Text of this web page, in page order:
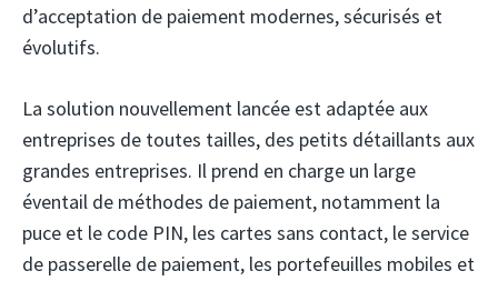
d’acceptation de paiement modernes, sécurisés et
évolutifs.
La solution nouvellement lancée est adaptée aux
entreprises de toutes tailles, des petits détaillants aux
grandes entreprises. Il prend en charge un large
éventail de méthodes de paiement, notamment la
puce et le code PIN, les cartes sans contact, le service
de passerelle de paiement, les portefeuilles mobiles et